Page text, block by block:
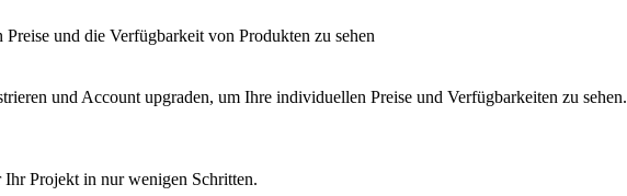
und die Verfügbarkeit von Produkten zu sehen
und Account upgraden, um Ihre individuellen Preise und Verfügbarkeiten zu sehen.
Projekt in nur wenigen Schritten.